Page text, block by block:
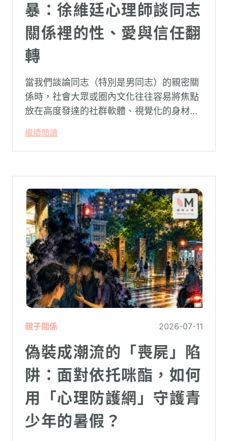
暴：徐維廷心理師談同志
關係裡的性、愛與信任翻
轉
當我們談論同志（特別是男同志）的親密關
係時，社會大眾或圈內文化往往容易將焦點
放在高度發達的社群軟體、視覺化的身材資
砲文化的普及度上。
繼續閱讀
親子關係 2026-07-11
偽裝成潮流的「喪屍」陷
阱：面對依托咪酯，如何
用「心理防護網」守護青
少年的暑假？